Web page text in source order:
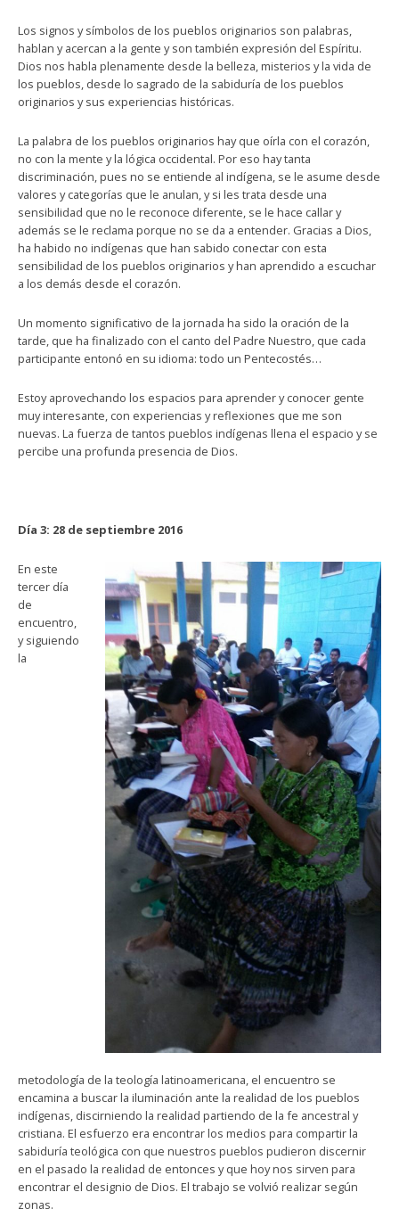
Los signos y símbolos de los pueblos originarios son palabras,
hablan y acercan a la gente y son también expresión del Espíritu.
Dios nos habla plenamente desde la belleza, misterios y la vida de
los pueblos, desde lo sagrado de la sabiduría de los pueblos
originarios y sus experiencias históricas.
La palabra de los pueblos originarios hay que oírla con el corazón,
no con la mente y la lógica occidental. Por eso hay tanta
discriminación, pues no se entiende al indígena, se le asume desde
valores y categorías que le anulan, y si les trata desde una
sensibilidad que no le reconoce diferente, se le hace callar y
además se le reclama porque no se da a entender. Gracias a Dios,
ha habido no indígenas que han sabido conectar con esta
sensibilidad de los pueblos originarios y han aprendido a escuchar
a los demás desde el corazón.
Un momento significativo de la jornada ha sido la oración de la
tarde, que ha finalizado con el canto del Padre Nuestro, que cada
participante entonó en su idioma: todo un Pentecostés…
Estoy aprovechando los espacios para aprender y conocer gente
muy interesante, con experiencias y reflexiones que me son
nuevas. La fuerza de tantos pueblos indígenas llena el espacio y se
percibe una profunda presencia de Dios.
Día 3: 28 de septiembre 2016
En este
tercer día
de
encuentro,
y siguiendo
la
metodología de la teología latinoamericana, el encuentro se
encamina a buscar la iluminación ante la realidad de los pueblos
indígenas, discirniendo la realidad partiendo de la fe ancestral y
cristiana. El esfuerzo era encontrar los medios para compartir la
sabiduría teológica con que nuestros pueblos pudieron discernir
en el pasado la realidad de entonces y que hoy nos sirven para
encontrar el designio de Dios. El trabajo se volvió realizar según
zonas.